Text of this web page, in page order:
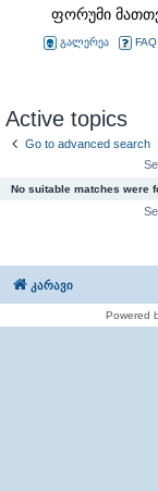
ფორუმი
გალერეა FAQ
Active topics
Go to advanced search
No suitable matches were
კარავი
Powered